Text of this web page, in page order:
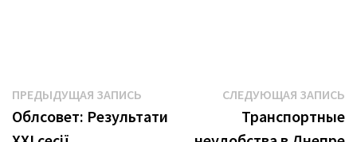
Навигация
по
ПРЕДЫДУЩАЯ ЗАПИСЬ
запись:
Облсовет: Результати
СЛЕДУЮЩАЯ ЗАПИСЬ
Транспортные